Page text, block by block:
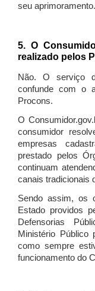
seu aprimoramento.
5. O
realizado pelos
Não. O serviço
confunde com o
Procons.
O
consumidor
empresas
prestado pelos
continuam
canais tradicionais
Sendo assim, os
Estado providos
Defensorias
Ministério Público
como sempre
funcionamento do